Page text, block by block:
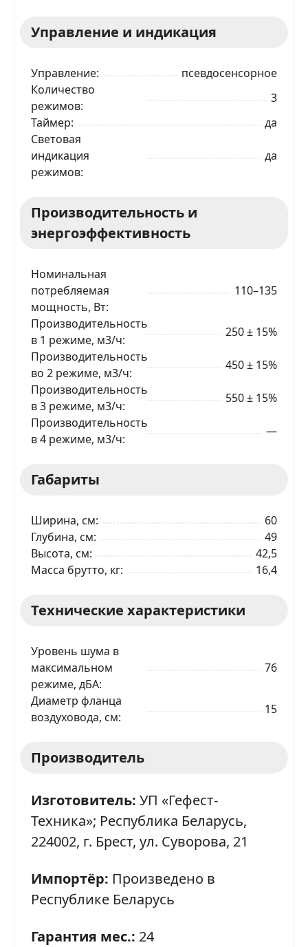
Управление и индикация
Управление
псевдосенсорное
Количество
режимов
3
Таймер
да
Световая
индикация
режимов
да
Производительность и
энергоэффективность
Номинальная
потребляемая
мощность, Вт
110–135
Производительность
в 1 режиме, м3/ч
250 ± 15%
Производительность
во 2 режиме, м3/ч
450 ± 15%
Производительность
в 3 режиме, м3/ч
550 ± 15%
Производительность
в 4 режиме, м3/ч
—
Габариты
Ширина, см
60
Глубина, см
49
Высота, см
42,5
Масса брутто, кг
16,4
Технические характеристики
Уровень шума в
максимальном
режиме, дБА
76
Диаметр фланца
воздуховода, см
15
Производитель
Изготовитель: УП «Гефест-
Техника»; Республика Беларусь,
224002, г. Брест, ул. Суворова, 21
Импортёр: Произведено в
Республике Беларусь
Гарантия мес.: 24
ЗАКАЗАТЬ В 1 КЛИК
данных в соответствии
площадки